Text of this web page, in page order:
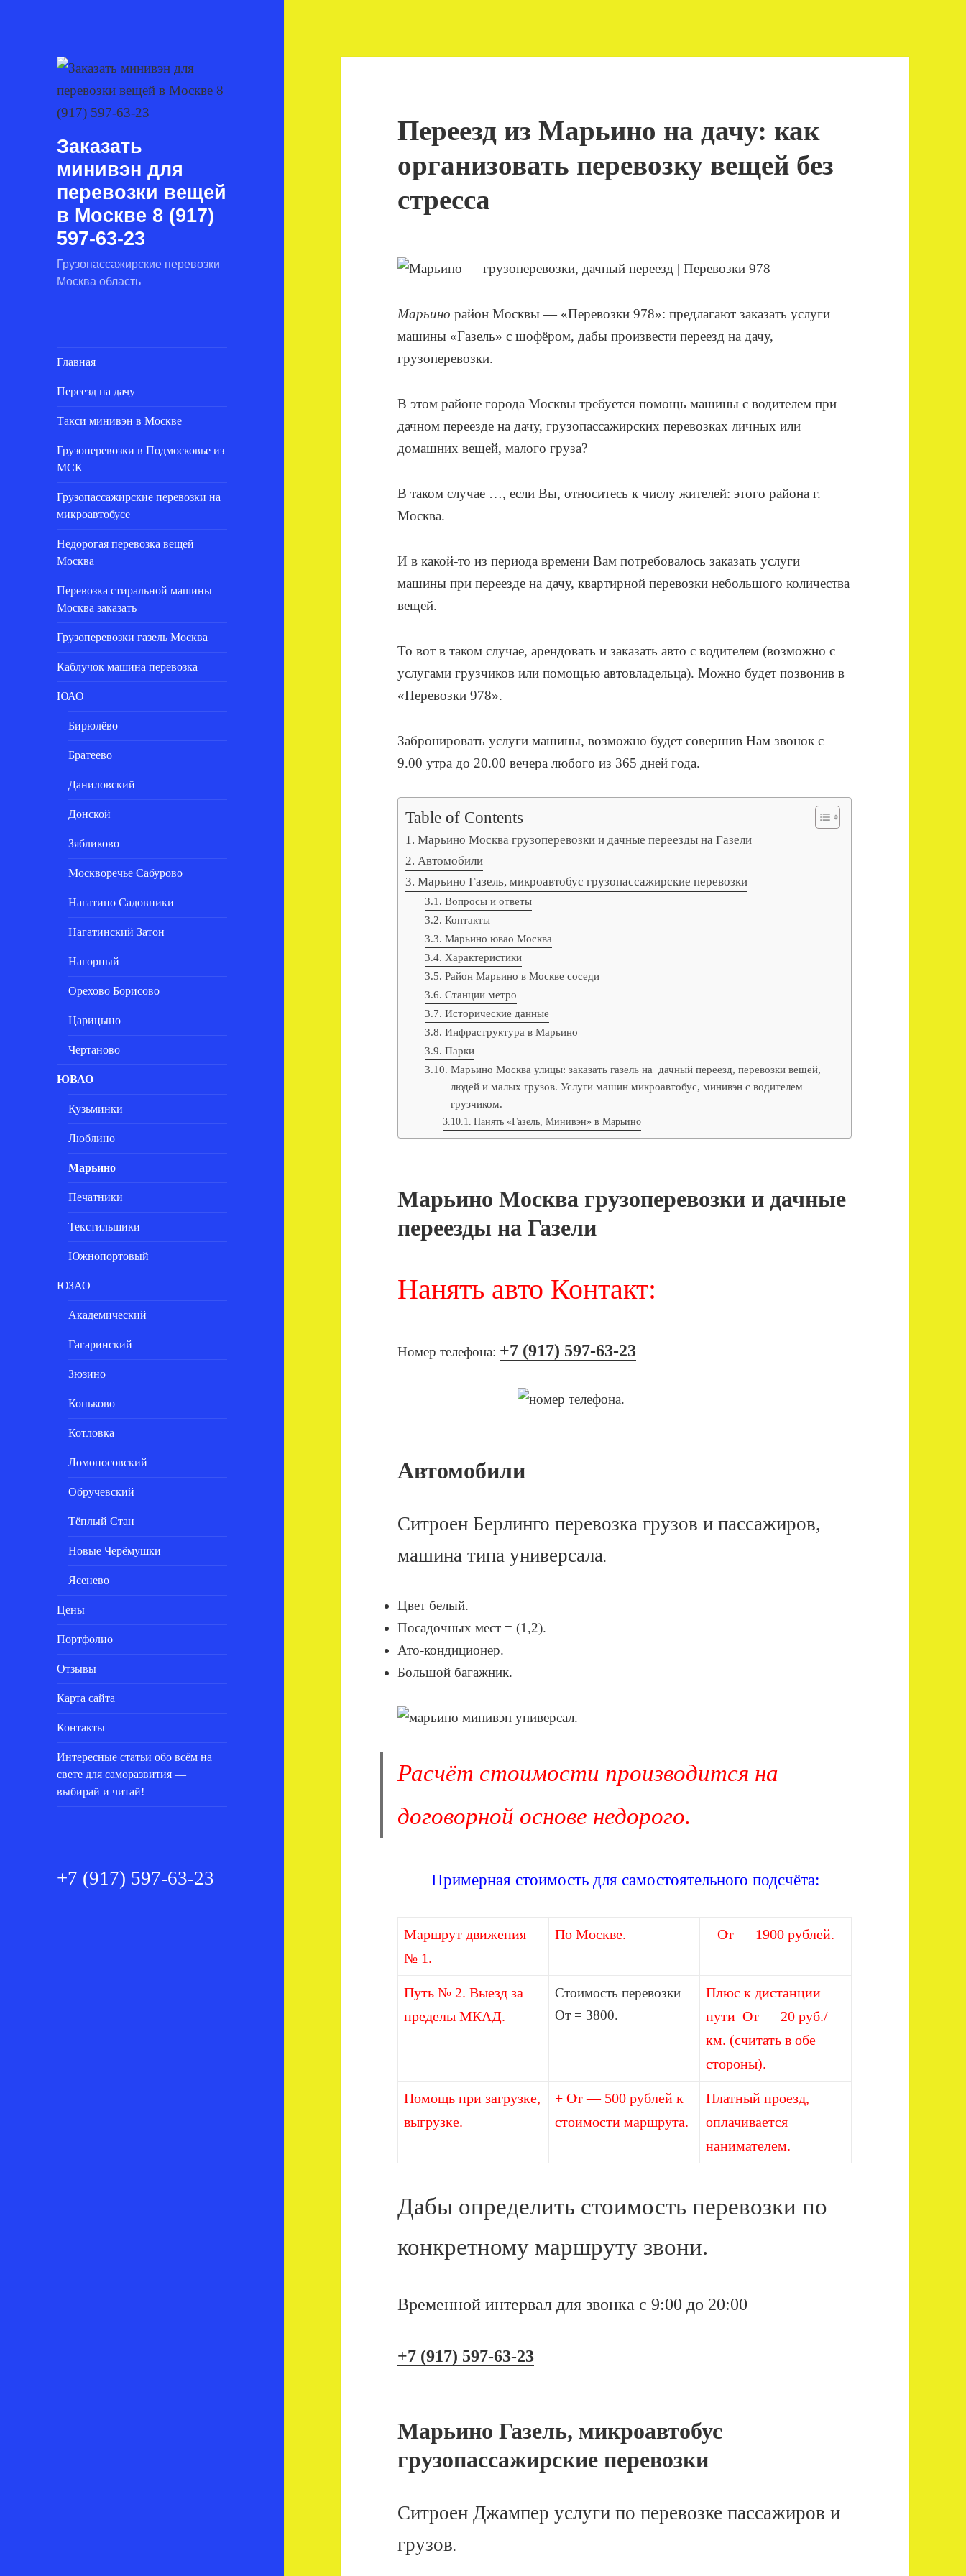
Заказать
минивэн для
перевозки вещей
в Москве 8 (917)
597-63-23
Грузопассажирские перевозки
Москва область
Главная
Переезд на дачу
Такси минивэн в Москве
Грузоперевозки в Подмосковье из
МСК
Грузопассажирские перевозки на
микроавтобусе
Недорогая перевозка вещей
Москва
Перевозка стиральной машины
Москва заказать
Грузоперевозки газель Москва
Каблучок машина перевозка
ЮАО
Бирюлёво
Братеево
Даниловский
Донской
Зябликово
Москворечье Сабурово
Нагатино Садовники
Нагатинский Затон
Нагорный
Орехово Борисово
Царицыно
Чертаново
ЮВАО
Кузьминки
Люблино
Марьино
Печатники
Текстильщики
Южнопортовый
ЮЗАО
Академический
Гагаринский
Зюзино
Коньково
Котловка
Ломоносовский
Обручевский
Тёплый Стан
Новые Черёмушки
Ясенево
Цены
Портфолио
Отзывы
Карта сайта
Контакты
Интересные статьи обо всём на
свете для саморазвития —
выбирай и читай!
+7 (917) 597-63-23
Переезд из Марьино на дачу: как
организовать перевозку вещей без
стресса
Марьино район Москвы — «Перевозки 978»: предлагают заказать услуги
машины «Газель» с шофёром, дабы произвестипереезд на дачу,
грузоперевозки.
В этом районе города Москвы требуется помощь машины с водителем при
дачном переезде на дачу, грузопассажирских перевозках личных или
домашних вещей, малого груза?
В таком случае …, если Вы, относитесь к числу жителей: этого района г.
Москва.
И в какой-то из периода времени Вам потребовалось заказать услуги
машины при переезде на дачу, квартирной перевозки небольшого количества
вещей.
То вот в таком случае, арендовать и заказать авто с водителем (возможно с
услугами грузчиков или помощью автовладельца). Можно будет позвонив в
«Перевозки 978».
Забронировать услуги машины, возможно будет совершив Нам звонок с
9.00 утра до 20.00 вечера любого из 365 дней года.
Table of Contents
Марьино Москва грузоперевозки и дачные переезды на Газели
Автомобили
Марьино Газель, микроавтобус грузопассажирские перевозки
Вопросы и ответы
Контакты
Марьино ювао Москва
Характеристики
Район Марьино в Москве соседи
Станции метро
Исторические данные
Инфраструктура в Марьино
Парки
Марьино Москва улицы: заказать газель на дачный переезд, перевозки вещей,
людей и малых грузов. Услуги машин микроавтобус, минивэн с водителем
грузчиком.
Нанять «Газель, Минивэн» в Марьино
Марьино Москва грузоперевозки и дачные
переезды на Газели
Нанять авто Контакт:
Номер телефона: +7 (917) 597-63-23
Автомобили
Ситроен Берлинго перевозка грузов и пассажиров,
машина типа универсала.
Цвет белый.
Посадочных мест = (1,2).
Ато-кондиционер.
Большой багажник.
Расчёт стоимости производится на
договорной основе недорого.
Примерная стоимость для самостоятельного подсчёта:
Маршрут движения
№ 1.
По Москве. = От — 1900 рублей.
Путь № 2. Выезд за
пределы МКАД.
Стоимость перевозки
От = 3800.
Плюс к дистанции
пути От — 20 руб./
км. (считать в обе
стороны).
Помощь при загрузке,
выгрузке.
+ От — 500 рублей к
стоимости маршрута.
Платный проезд,
оплачивается
нанимателем.
Дабы определить стоимость перевозки по
конкретному маршруту звони.
Временной интервал для звонка с 9:00 до 20:00
+7 (917) 597-63-23
Марьино Газель, микроавтобус
грузопассажирские перевозки
Ситроен Джампер услуги по перевозке пассажиров и
грузов.